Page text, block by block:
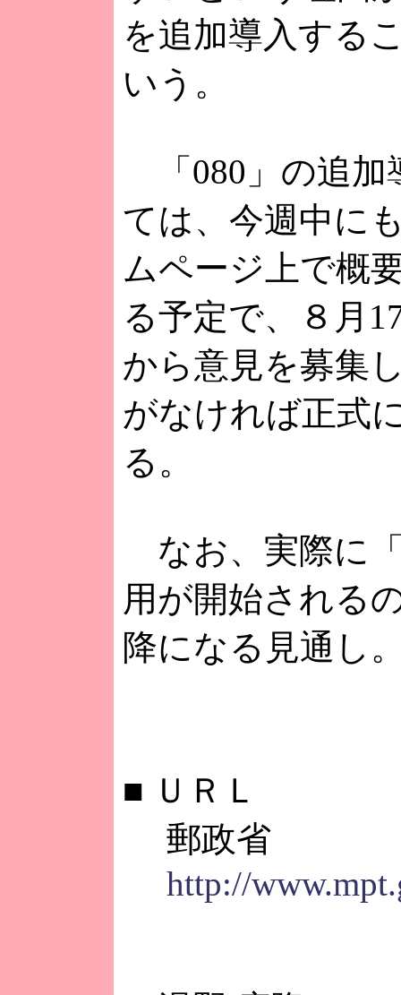
を追加導入する
いう。
「080」の追加
ては、今週中に
ムページ上で概
る予定で、８月
から意見を募集
がなければ正式
る。
なお、実際に
用が開始される
降になる見通し
■ ＵＲＬ
郵政省
http://